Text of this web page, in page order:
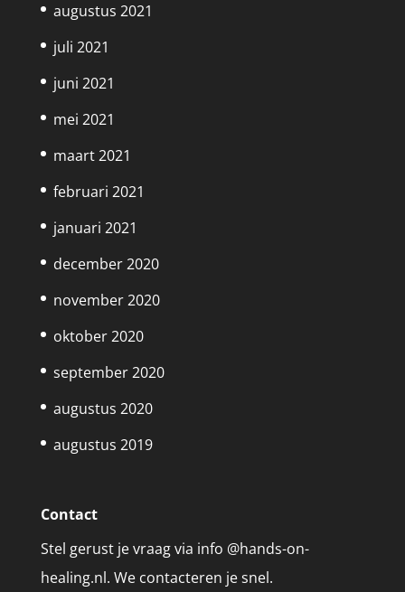
augustus 2021
juli 2021
juni 2021
mei 2021
maart 2021
februari 2021
januari 2021
december 2020
november 2020
oktober 2020
september 2020
augustus 2020
augustus 2019
Contact
Stel gerust je vraag via info @hands-on-
healing.nl. We contacteren je snel.